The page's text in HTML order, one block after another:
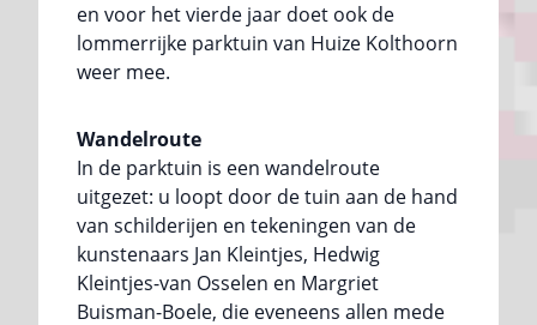
en voor het vierde jaar doet ook de
lommerrijke parktuin van Huize Kolthoorn
weer mee.
Wandelroute
In de parktuin is een wandelroute
uitgezet: u loopt door de tuin aan de hand
van schilderijen en tekeningen van de
kunstenaars Jan Kleintjes, Hedwig
Kleintjes-van Osselen en Margriet
Buisman-Boele, die eveneens allen mede